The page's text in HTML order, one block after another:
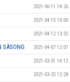
2021-06-11 14:26
2021-04-15 10:00
2021-04-12 13:32
SÄSONG 2021-04-07 12:07
2021-03-31 14:12
2021-03-25 12:28